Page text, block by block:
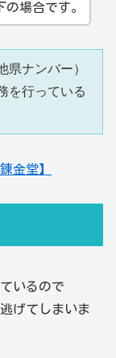
場合です。
県ナンバー）
を行っている
金堂】
いるので
げてしまいま